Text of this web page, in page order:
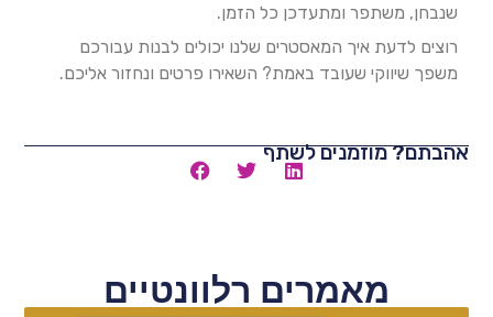
שנבחן, משתפר ומתעדכן כל הזמן.
רוצים לדעת איך המאסטרים שלנו יכולים לבנות עבורכם
משפך שיווקי שעובד באמת? השאירו פרטים ונחזור אליכם.
אהבתם? מוזמנים לשתף
מאמרים רלוונטיים